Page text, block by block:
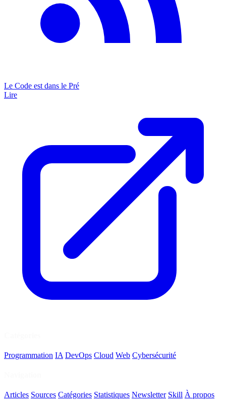
Le Code est dans le Pré
Lire
Programmation IA DevOps Cloud Web Cybersécurité
Articles Sources Catégories Statistiques Newsletter Skill À propos